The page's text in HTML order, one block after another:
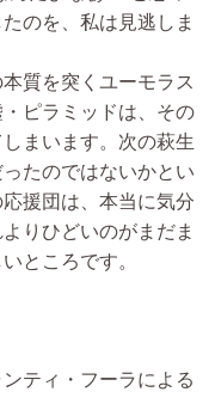
のを、私は見逃しま
質を突くユーモラス
ピラミッドは、その
まいます。次の萩生
たのではないかとい
援団は、本当に気分
りひどいのがまだま
ところです。
ティ・フーラによる